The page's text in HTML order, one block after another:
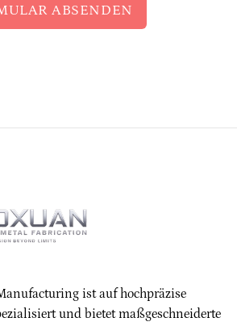
ABSENDEN
ist auf hochpräzise
und bietet maßgeschneiderte